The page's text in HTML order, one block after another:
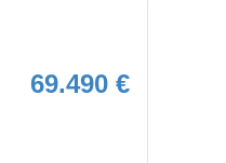
69.490 €